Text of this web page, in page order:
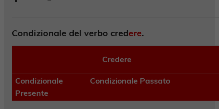
Condizionale del verbo credere.
Credere
Condizionale
Presente
Condizionale Passato